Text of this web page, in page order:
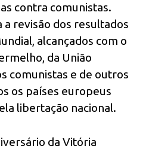
contra comunistas.
revisão dos resultados
alcançados com o
da União
comunistas e de outros
os países europeus
libertação nacional.
da Vitória